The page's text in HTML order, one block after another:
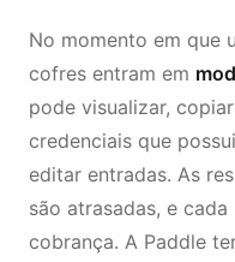
No momento em que
cofres entram em
pode visualizar,
credenciais que
editar entradas. As
são atrasadas, e
cobrança. A Paddle